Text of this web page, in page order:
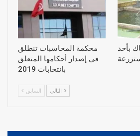
محكمة المحاسبات تنطلق
في إصدار أحكامها المتعلق
بانتخابات 2019
بأحد
السابق